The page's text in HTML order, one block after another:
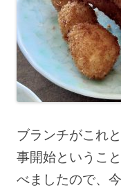
ブランチがこれ
事開始というこ
べましたので、